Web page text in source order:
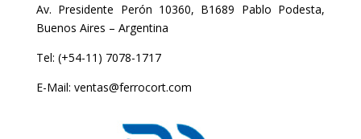
Av. Presidente Perón 10360, B1689 Pablo Podesta,
Buenos Aires – Argentina
Tel: (+54-11) 7078-1717
E-Mail: ventas@ferrocort.com